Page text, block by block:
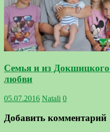
Семья и из Докшицкого
любви
05.07.2016 Natali 0
Добавить комментарий